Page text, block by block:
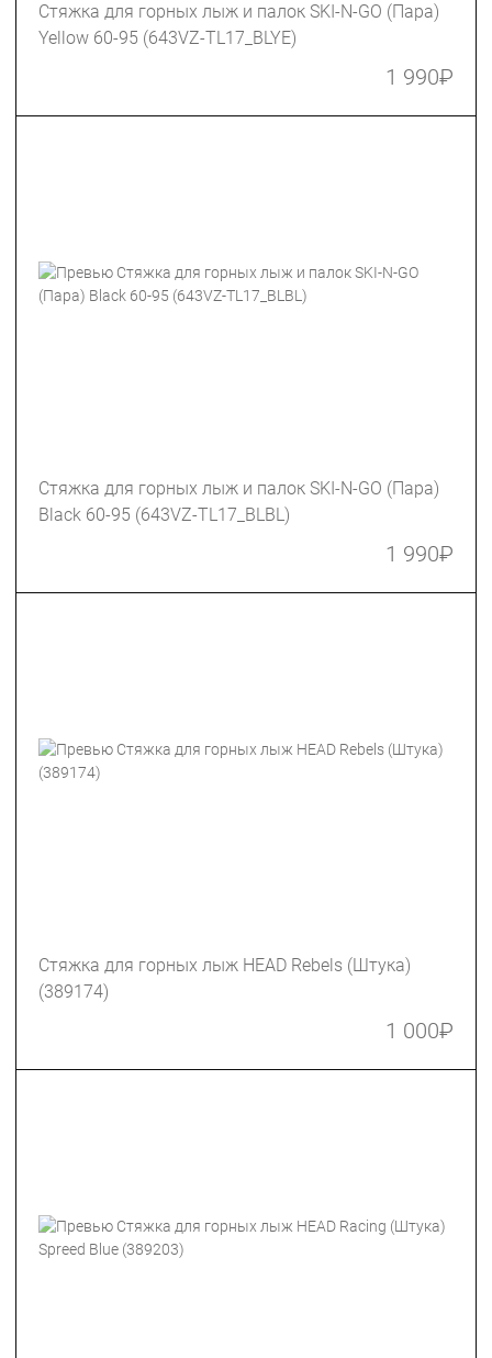
Стяжка для горных лыж и палок SKI-N-GO (Пара)
Yellow 60-95 (643VZ-TL17_BLYE)
1 990₽
Стяжка для горных лыж и палок SKI-N-GO (Пара)
Black 60-95 (643VZ-TL17_BLBL)
1 990₽
Стяжка для горных лыж HEAD Rebels (Штука)
(389174)
1 000₽